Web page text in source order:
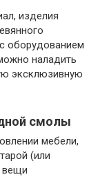
изделия
оборудованием
наладить
эксклюзивную
смолы
мебели,
(или
вещи